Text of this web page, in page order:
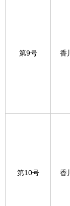
第9号 香
第10号 香